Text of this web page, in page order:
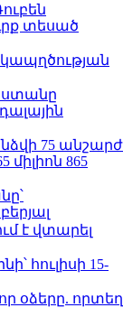
տեսած
75 անշարժ
միլիոն 865
է վտարել
հուլիսի 15-
օձերը. որտեղ